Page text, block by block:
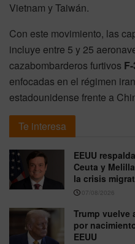
Vietnam y Taiwán.
Con este movimiento, las
incluye entre 5 y 25
cazabombarderos furtivos
enfocadas en el régimen
estadounidense frente a
Te interesa
EEUU
Ceuta y
la crisis
07/08/2026
Trump vuelve
por
EEUU